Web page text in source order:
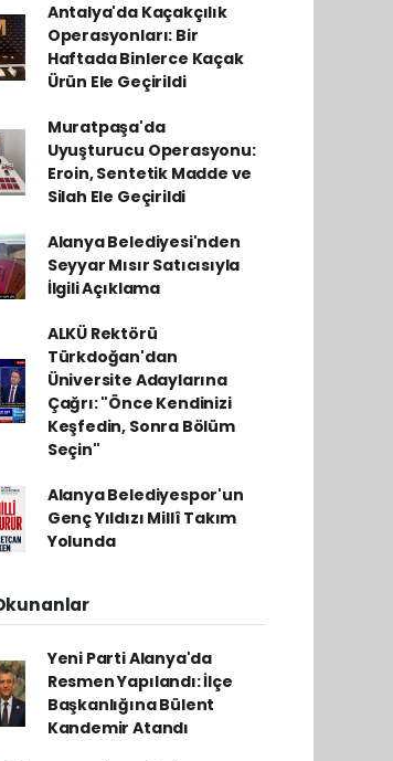
Antalya'da Kaçakçılık
Operasyonları: Bir
Haftada Binlerce Kaçak
Ürün Ele Geçirildi
Muratpaşa'da
Uyuşturucu Operasyonu:
Eroin, Sentetik Madde ve
Silah Ele Geçirildi
Alanya Belediyesi'nden
Seyyar Mısır Satıcısıyla
İlgili Açıklama
ALKÜ Rektörü
Türkdoğan'dan
Üniversite Adaylarına
Çağrı: "Önce Kendinizi
Keşfedin, Sonra Bölüm
Seçin"
Alanya Belediyespor'un
Genç Yıldızı Millî Takım
Yolunda
Yeni Parti Alanya'da
Resmen Yapılandı: İlçe
Başkanlığına Bülent
Kandemir Atandı